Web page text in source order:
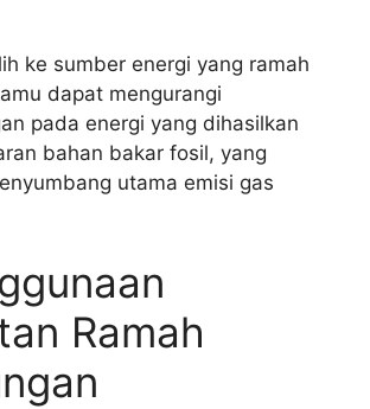
ke sumber energi yang ramah
dapat mengurangi
pada energi yang dihasilkan
bahan bakar fosil, yang
utama emisi gas
Ramah